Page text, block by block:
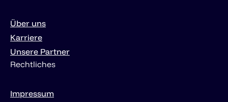
Über uns
Karriere
Unsere Partner
Rechtliches
Impressum